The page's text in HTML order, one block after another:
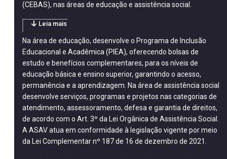
(CEBAS), nas áreas de educação e assistência social.
Leia mais
Na área de educação, desenvolve o Programa de Inclusão
Educacional e Acadêmica (PIEA), oferecendo bolsas de
estudo e benefícios complementares, para os níveis de
educação básica e ensino superior, garantindo o acesso,
permanência e a aprendizagem. Na área de assistência social
desenvolve serviços, programas e projetos nas categorias de
atendimento, assessoramento, defesa e garantia de direitos,
de acordo com o Art. 3º da Lei Orgânica de Assistência Social.
A ASAV atua em conformidade à legislação vigente por meio
da Lei Complementar nº 187 de 16 de dezembro de 2021.